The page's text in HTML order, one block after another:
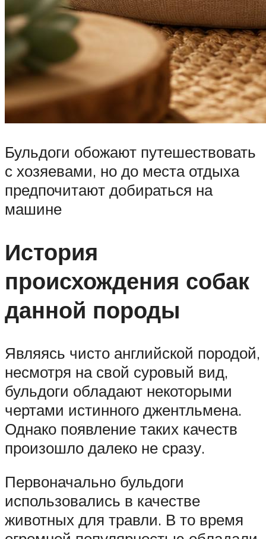
Бульдоги обожают путешествовать
с хозяевами, но до места отдыха
предпочитают добираться на
машине
История
происхождения собак
данной породы
Являясь чисто английской породой,
несмотря на свой суровый вид,
бульдоги обладают некоторыми
чертами истинного джентльмена.
Однако появление таких качеств
произошло далеко не сразу.
Первоначально бульдоги
использовались в качестве
животных для травли. В то время